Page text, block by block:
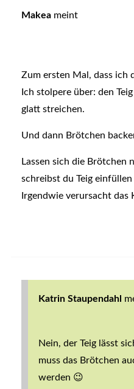
Makea meint
Zum ersten Mal, dass ich
Ich stolpere über: den
glatt streichen.
Und dann Brötchen
Lassen sich die
schreibst du Teig
Irgendwie verursacht
Katrin Staupendahl
Nein, der Teig lässt
muss das Brötchen
werden 😉